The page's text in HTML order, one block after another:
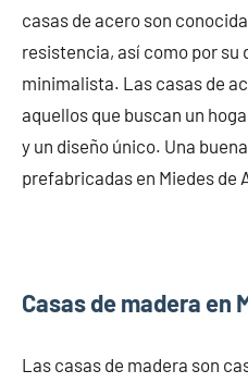
casas de acero son
resistencia, así como por su
minimalista. Las casas de
aquellos que buscan un
y un diseño único. Una
prefabricadas en Miedes de
Casas de madera en
Las casas de madera son